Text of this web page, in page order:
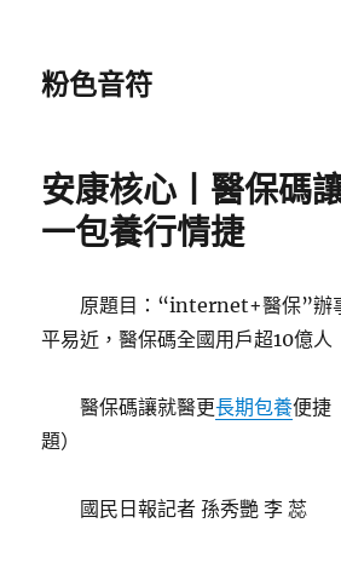
粉色音符
安康核心丨醫保碼
一包養行情捷
原題目：“internet+醫保”辦
平易近，醫保碼全國用戶超10億人
醫保碼讓就醫更長期包養便捷
題）
國民日報記者 孫秀艷 李 蕊